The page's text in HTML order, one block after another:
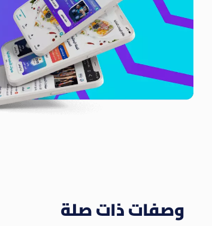
وصفات ذات صلة